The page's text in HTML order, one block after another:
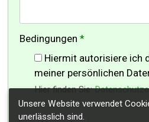
Bedingungen *
Hiermit autorisiere ich
meiner persönlichen
Hier finden Sie:
Unsere Website verwendet
unerlässlich sind.